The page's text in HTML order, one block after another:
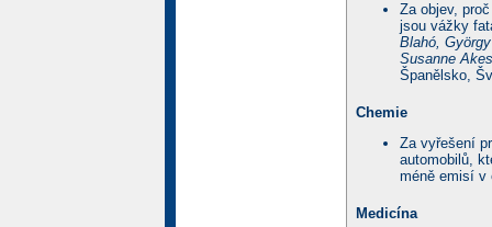
Za objev,
jsou vážky
Blahó,
Susanne
Španělsko,
Chemie
Za vyřešení
automobilů,
méně emisí v
Medicína